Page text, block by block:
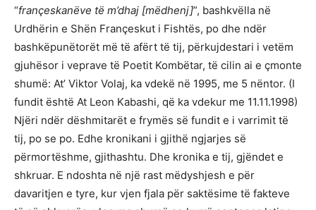
“françeskanëve të m’dhaj [mëdhenj]”, bashkvëlla në
Urdhërin e Shën Françeskut i Fishtës, po dhe ndër
bashkëpunëtorët më të afërt të tij, përkujdestari i vetëm
gjuhësor i veprave të Poetit Kombëtar, të cilin ai e çmonte
shumë: At’ Viktor Volaj, ka vdekë në 1995, me 5 nëntor. (I
fundit është At Leon Kabashi, që ka vdekur me 11.11.1998)
Njëri ndër dëshmitarët e frymës së fundit e i varrimit të
tij, po se po. Edhe kronikani i gjithë ngjarjes së
përmortëshme, gjithashtu. Dhe kronika e tij, gjëndet e
shkruar. E ndoshta në një rast mëdyshjesh e për
davaritjen e tyre, kur vjen fjala për saktësime të fakteve